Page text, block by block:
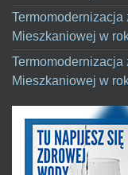
Mieszkaniowej w
Mieszkaniowej w